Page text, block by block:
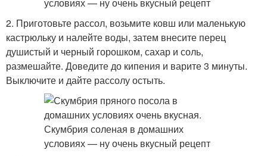
2. Приготовьте рассол, возьмите ковш или маленькую
кастрюльку и налейте воды, затем внесите перец
душистый и черный горошком, сахар и соль,
размешайте. Доведите до кипения и варите 3 минуты.
Выключите и дайте рассолу остыть.